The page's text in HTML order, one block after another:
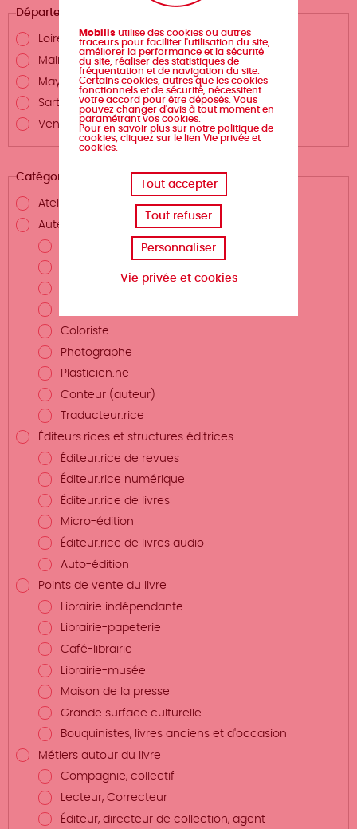
Département
Loire-Atlantique
Maine-et-Loire
Mayenne
Sarthe
Vendée
Catégories
Atelier d'écriture
Auteurs.rices et métiers de la création
Coloriste
Photographe
Plasticien.ne
Conteur (auteur)
Traducteur.rice
Éditeurs.rices et structures éditrices
Éditeur.rice de revues
Éditeur.rice numérique
Éditeur.rice de livres
Micro-édition
Éditeur.rice de livres audio
Auto-édition
Points de vente du livre
Librairie indépendante
Librairie-papeterie
Café-librairie
Librairie-musée
Maison de la presse
Grande surface culturelle
Bouquinistes, livres anciens et d'occasion
Métiers autour du livre
Compagnie, collectif
Lecteur, Correcteur
Éditeur, directeur de collection, agent
Mobilis utilise des cookies ou autres
traceurs pour faciliter l'utilisation du site,
améliorer la performance et la sécurité
du site, réaliser des statistiques de
fréquentation et de navigation du site.
Certains cookies, autres que les cookies
fonctionnels et de sécurité, nécessitent
votre accord pour être déposés. Vous
pouvez changer d'avis à tout moment en
paramétrant vos cookies.
Pour en savoir plus sur notre politique de
cookies, cliquez sur le lien Vie privée et
cookies.
Tout accepter
Tout refuser
Personnaliser
Vie privée et cookies